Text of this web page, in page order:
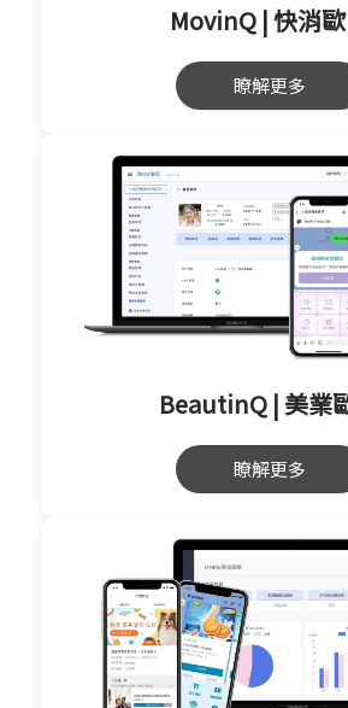
MovinQ | 快消
瞭解更多
BeautinQ | 美業
瞭解更多